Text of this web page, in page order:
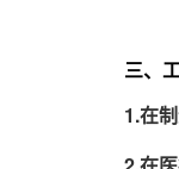
三、工
1.在